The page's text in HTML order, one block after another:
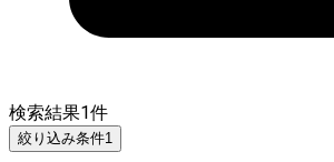
検索結果1件
絞り込み条件1